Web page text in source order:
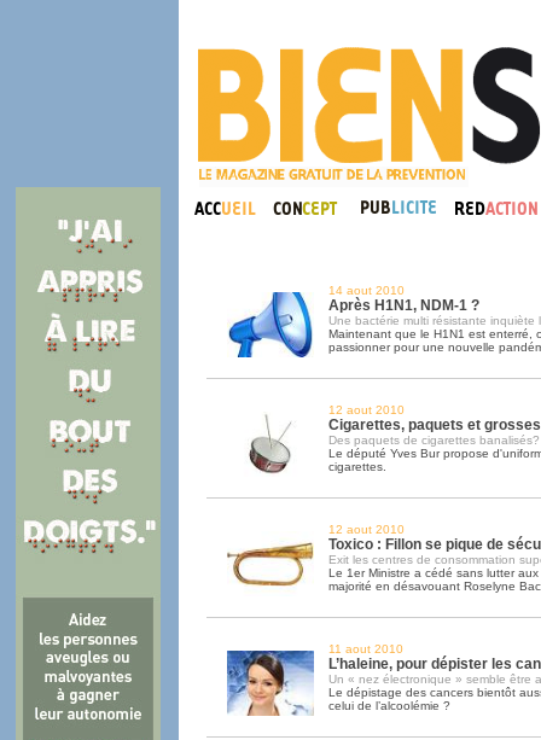
14 aout 2010
Après H1N1, NDM-1 ?
Une bactérie multi résistante inquiète
Maintenant que le H1N1 est enterré,
passionner pour une nouvelle
12 aout 2010
Cigarettes, paquets et
Des paquets de cigarettes banalisés?
Le député Yves Bur propose
cigarettes.
12 aout 2010
Toxico : Fillon se pique de
Exit les centres de consommation
Le 1er Ministre a cédé sans lutter
majorité en désavouant Roselyne
11 aout 2010
L’haleine, pour dépister les
Un « nez électronique » semble être
Le dépistage des cancers bientôt
celui de l’alcoolémie ?